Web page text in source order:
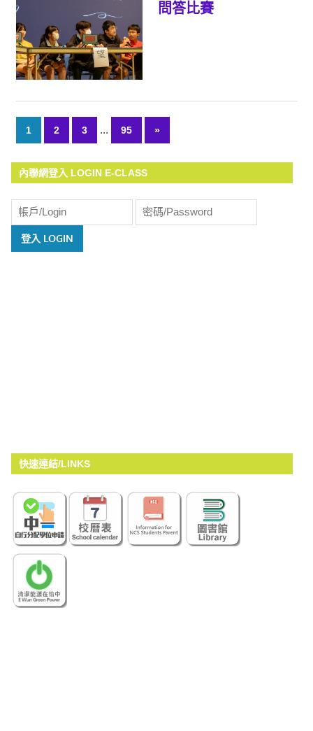
問答比賽
文
章
導
覽
1 2 3 ... 95
Next
Posts
»
內聯網登入 LOGIN E-CLASS
快速連結/LINKS